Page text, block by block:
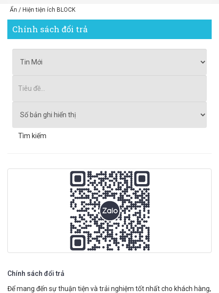
Ẩn / Hiện tiện ích BLOCK
Chính sách đổi trả
Tìm kiếm
Chính sách đổi trả
Để mang đến sự thuận tiện và trải nghiệm tốt nhất cho khách hàng,